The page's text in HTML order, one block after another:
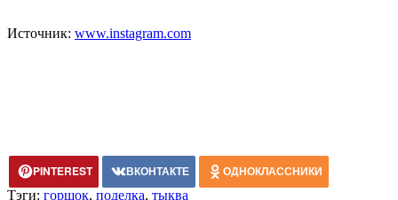
Источник: www.instagram.com
PINTEREST ВКОНТАКТЕ ОДНОКЛАССНИКИ
Тэги: горшок, поделка, тыква